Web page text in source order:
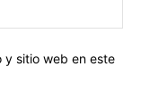
y sitio web en este